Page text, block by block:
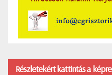
Részletekért kattintás a képre